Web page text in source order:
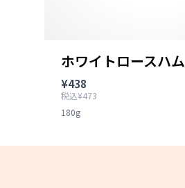
ホワイトロースハム
¥438
税込¥473
180g